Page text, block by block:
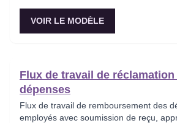
VOIR LE MODÈLE
Flux de travail de réclamation
dépenses
Flux de travail de remboursement des
employés avec soumission de reçu,